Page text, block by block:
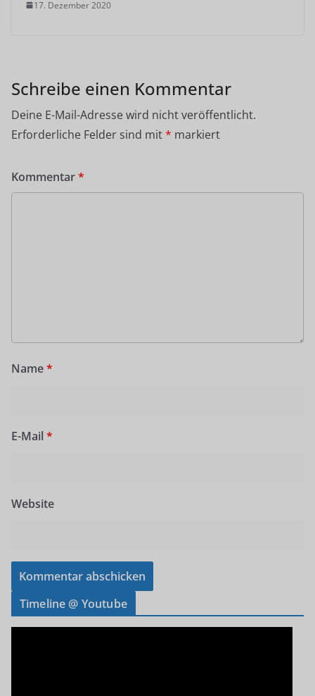
17. Dezember 2020
Schreibe einen Kommentar
Deine E-Mail-Adresse wird nicht veröffentlicht.
Erforderliche Felder sind mit* markiert
Kommentar*
Name*
E-Mail *
Website
Timeline @ Youtube